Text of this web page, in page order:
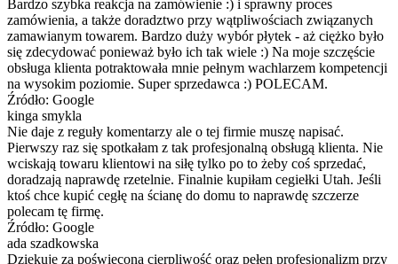
Bardzo szybka reakcja na zamówienie :) i sprawny proces
zamówienia, a także doradztwo przy wątpliwościach związanych
zamawianym towarem. Bardzo duży wybór płytek - aż ciężko było
się zdecydować ponieważ było ich tak wiele :) Na moje szczęście
obsługa klienta potraktowała mnie pełnym wachlarzem kompetencji
na wysokim poziomie. Super sprzedawca :) POLECAM.
Źródło: Google
kinga smykla
Nie daje z reguły komentarzy ale o tej firmie muszę napisać.
Pierwszy raz się spotkałam z tak profesjonalną obsługą klienta. Nie
wciskają towaru klientowi na siłę tylko po to żeby coś sprzedać,
doradzają naprawdę rzetelnie. Finalnie kupiłam cegiełki Utah. Jeśli
ktoś chce kupić cegłę na ścianę do domu to naprawdę szczerze
polecam tę firmę.
Źródło: Google
ada szadkowska
Dziękuję za poświęconą cierpliwość oraz pełen profesjonalizm przy